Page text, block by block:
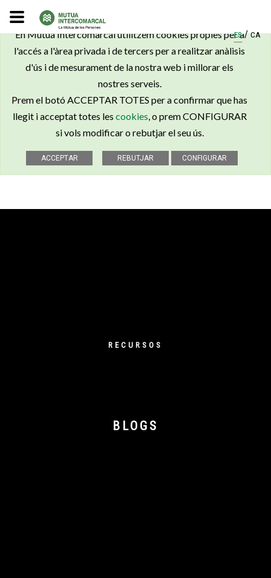
En Mútua Intercomarcal utilitzem cookies pròpies per a
l'accés a l'àrea privada i de tercers per a realitzar anàlisis
d'ús i de mesurament de la nostra web i millorar els
nostres serveis.
Prem el botó ACCEPTAR TOTES per a confirmar que has
llegit i acceptat totes les cookies, o prem CONFIGURAR
si vols modificar o rebutjar el seu ús.
ES/CA
RECURSOS
BLOGS